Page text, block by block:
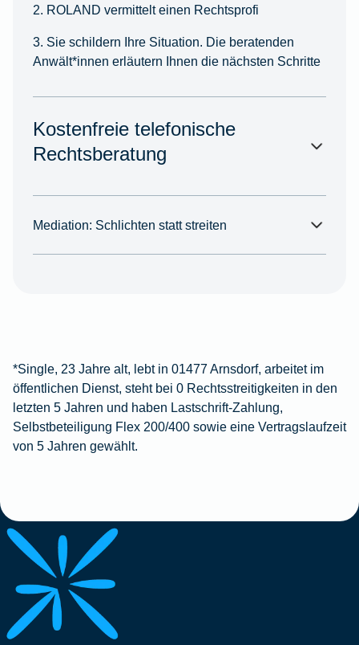
2. ROLAND vermittelt einen Rechtsprofi
3. Sie schildern Ihre Situation. Die beratenden
Anwält*innen erläutern Ihnen die nächsten Schritte
Kostenfreie telefonische
Rechtsberatung
Mediation: Schlichten statt streiten
*Single, 23 Jahre alt, lebt in 01477 Arnsdorf, arbeitet im
öffentlichen Dienst, steht bei 0 Rechtsstreitigkeiten in den
letzten 5 Jahren und haben Lastschrift-Zahlung,
Selbstbeteiligung Flex 200/400 sowie eine Vertragslaufzeit
von 5 Jahren gewählt.